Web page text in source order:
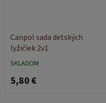
Canpol sada detských
lyžičiek 2v1
SKLADOM
5,80 €